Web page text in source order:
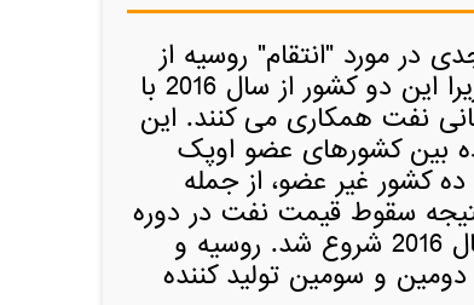
در مورد "انتقام" روسیه از
عربستان سعودی صحبت کرد، زیرا این دو کشور از سال 2016 با
نفت همکاری می کنند. این
بین کشورهای عضو اوپک
عضو و ده کشور غیر عضو، از جمله
سقوط قیمت نفت در دوره
ای بین تابستان 2014 و آغاز سال 2016 شروع شد. روسیه و
و سومین تولید کننده